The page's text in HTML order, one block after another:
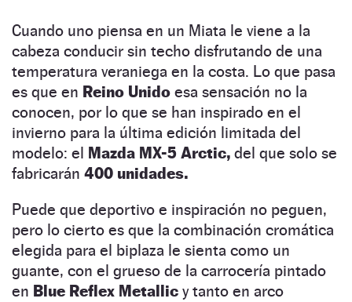
Cuando uno piensa en un Miata le viene a la
cabeza conducir sin techo disfrutando de una
temperatura veraniega en la costa. Lo que pasa
es que en Reino Unido esa sensación no la
conocen, por lo que se han inspirado en el
invierno para la última edición limitada del
modelo: el Mazda MX-5 Arctic, del que solo se
fabricarán 400 unidades.
Puede que deportivo e inspiración no peguen,
pero lo cierto es que la combinación cromática
elegida para el biplaza le sienta como un
guante, con el grueso de la carrocería pintado
en Blue Reflex Metallic y tanto en arco